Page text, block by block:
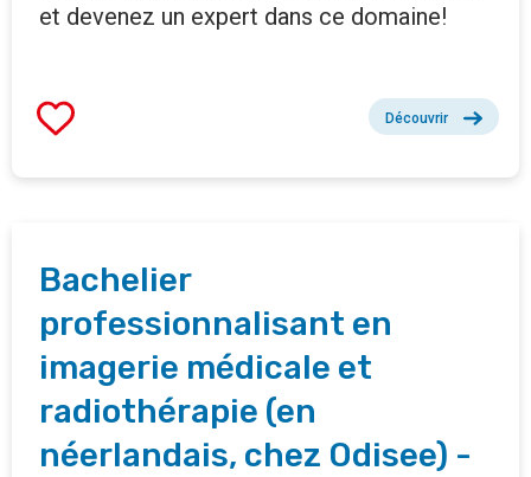
et devenez un expert dans ce domaine!
Découvrir
Bachelier
professionnalisant en
imagerie médicale et
radiothérapie (en
néerlandais, chez Odisee) -